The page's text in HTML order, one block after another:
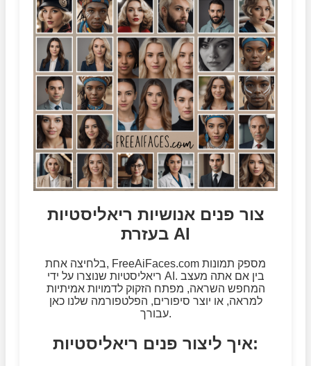
צור פנים אנושיות ריאליסטיות
בעזרת AI
בלחיצה אחת, FreeAiFaces.com מספק תמונות
ריאליסטיות שנוצרו על ידי AI. בין אם אתה מעצב
המחפש השראה, מפתח הזקוק לדמויות אמיתיות
למראה, או יוצר סיפורים, הפלטפורמה שלנו כאן
עבורך.
איך ליצור פנים ריאליסטיות: